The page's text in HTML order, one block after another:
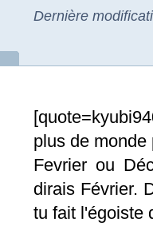
Dernière
plus de monde
Fevrier ou
dirais Février.
tu fait l'égoiste